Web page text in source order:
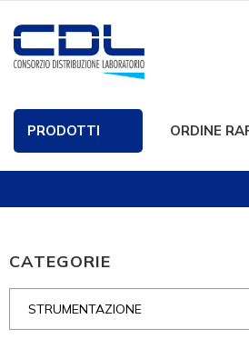
PRODOTTI ORDINE
CATEGORIE